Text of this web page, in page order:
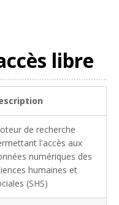
libre
de recherche
l'accès aux
numériques des
humaines et
(SHS)